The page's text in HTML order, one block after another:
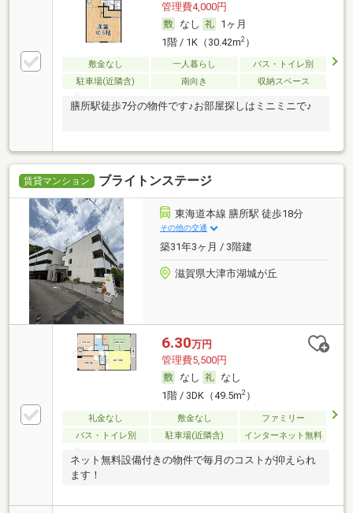
管理費4,000円
なし
1ヶ月
1階 / 1K（30.42m2）
敷金なし 一人暮らし
バス・トイレ別
駐車場(近隣含)
南向き 収納スペース
膳所駅徒歩7分の物件です♪お部屋探しはミニミニで♪
賃貸マンション ブライトンステージ
東海道本線 膳所駅 徒歩18分
その他の交通
築31年3ヶ月 / 3階建
滋賀県大津市湖城が丘
6.30万円
管理費5,500円
なし
なし
1階 / 3DK（49.5m2）
礼金なし 敷金なし
ファミリー
バス・トイレ別
駐車場(近隣含) インターネット無料
ネット無料設備付きの物件で毎月のコストが抑えられ
ます！